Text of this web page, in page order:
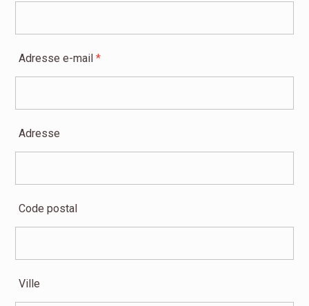
Adresse e-mail*
Adresse
Code postal
Ville